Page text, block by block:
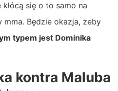
się o to samo na
Będzie okazja, żeby
typem jest Dominika
kontra Maluba